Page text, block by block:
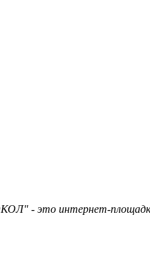
- это интернет-